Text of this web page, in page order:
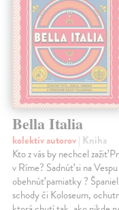
Bella Italia
kolektív autorov| Kniha
Kto z vás by nechcel zažiť
v Ríme? Sadnúť si na
obehnúť pamiatky ?
schody či Koloseum,